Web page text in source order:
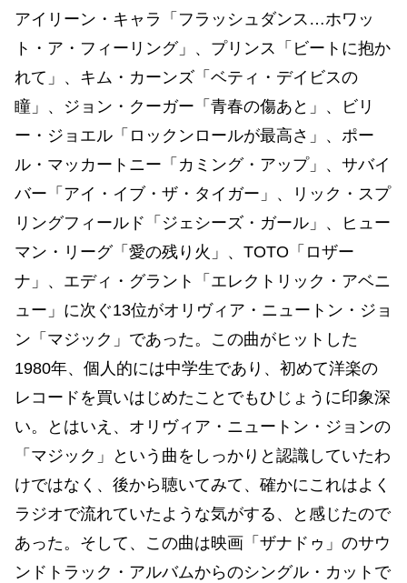
アイリーン・キャラ「フラッシュダンス…ホワッ
ト・ア・フィーリング」、プリンス「ビートに抱か
れて」、キム・カーンズ「ベティ・デイビスの
瞳」、ジョン・クーガー「青春の傷あと」、ビリ
ー・ジョエル「ロックンロールが最高さ」、ポー
ル・マッカートニー「カミング・アップ」、サバイ
バー「アイ・イブ・ザ・タイガー」、リック・スプ
リングフィールド「ジェシーズ・ガール」、ヒュー
マン・リーグ「愛の残り火」、TOTO「ロザー
ナ」、エディ・グラント「エレクトリック・アベニ
ュー」に次ぐ13位がオリヴィア・ニュートン・ジョ
ン「マジック」であった。この曲がヒットした
1980年、個人的には中学生であり、初めて洋楽の
レコードを買いはじめたことでもひじょうに印象深
い。とはいえ、オリヴィア・ニュートン・ジョンの
「マジック」という曲をしっかりと認識していたわ
けではなく、後から聴いてみて、確かにこれはよく
ラジオで流れていたような気がする、と感じたので
あった。そして、この曲は映画「ザナドゥ」のサウ
ンドトラック・アルバムからのシングル・カットで